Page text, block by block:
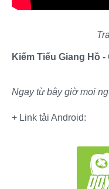
Kiếm Tiếu Giang Hồ
Ngay từ bây giờ mọi
+ Link tải Android: